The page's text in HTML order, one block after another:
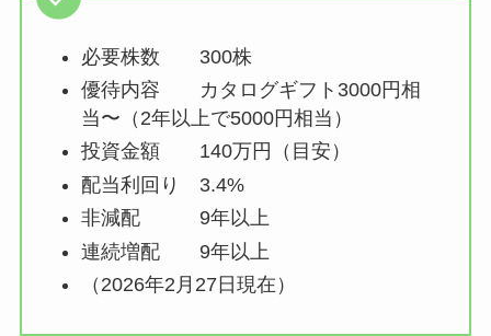
必要株数 300株
優待内容 カタログギフト3000円相
当〜（2年以上で5000円相当）
投資金額 140万円（目安）
配当利回り 3.4%
非減配 9年以上
連続増配 9年以上
（2026年2月27日現在）